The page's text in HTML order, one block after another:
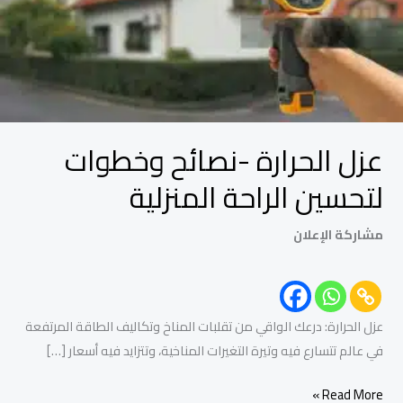
عزل الحرارة -نصائح وخطوات
لتحسين الراحة المنزلية
مشاركة الإعلان
عزل الحرارة: درعك الواقي من تقلبات المناخ وتكاليف الطاقة المرتفعة
في عالم تتسارع فيه وتيرة التغيرات المناخية، وتتزايد فيه أسعار […]
المنزلية
Read More »